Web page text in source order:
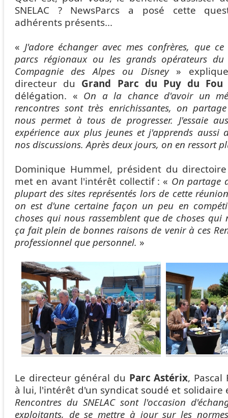
SNELAC ? NewsParcs a posé cette
adhérents présents...
«J'adore échanger avec mes confrères, que
parcs régionaux ou les grands opérateurs
Compagnie des Alpes ou Disney»
directeur du Grand Parc du Puy du Fou
délégation. « On a la chance d'avoir un
rencontres sont très enrichissantes, on
nous permet à tous de progresser. J'essaie
expérience aux plus jeunes et j'apprends aussi
nos discussions. Après deux jours, on en ressort
Dominique Hummel, président du
met en avant l'intérêt collectif : « On partage
plupart des sites représentés lors de cette
on est d'une certaine façon un peu en
choses qui nous rassemblent que de choses qui
ça fait plein de bonnes raisons de venir à ces
professionnel que personnel. »
Le directeur général du Parc Astérix,
à lui, l'intérêt d'un syndicat soudé et solidaire
Rencontres du SNELAC sont l'occasion
exploitants, de se mettre à jour sur les